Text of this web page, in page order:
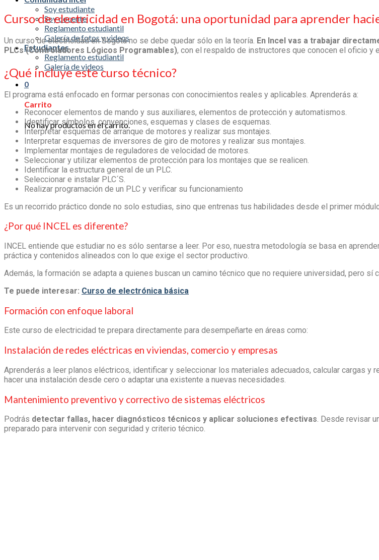
Soy estudiante
Soy docente
Reglamento estudiantil
Galería de fotos y videos
Estudiantes
Reglamento estudiantil
Galería de videos
0
Carrito
No hay productos en el carrito.
Curso de electricidad en Bogotá: una oportunidad para aprender
Un curso de electricidad en Bogotáno se debe quedar sólo en la teoría. En Incel vas a trabajar
PLCs (Controladores Lógicos Programables), con el respaldo de instructores que conocen el oficio y
¿Qué incluye este curso técnico?
El programa está enfocado en formar personas con conocimientos reales y aplicables. Aprenderás a:
Reconocer elementos de mando y sus auxiliares, elementos de protección y automatismos.
Identificar símbolos, convenciones, esquemas y clases de esquemas.
Interpretar esquemas de arranque de motores y realizar sus montajes.
Interpretar esquemas de inversores de giro de motores y realizar sus montajes.
Implementar montajes de reguladores de velocidad de motores.
Seleccionar y utilizar elementos de protección para los montajes que se realicen.
Identificar la estructura general de un PLC.
Seleccionar e instalar PLC´S.
Realizar programación de un PLC y verificar su funcionamiento
Es un recorrido práctico donde no solo estudias, sino que entrenas tus habilidades desde el primer
¿Por qué INCEL es diferente?
INCEL entiende que estudiar no es sólo sentarse a leer. Por eso, nuestra metodología se basa en
práctica y contenidos alineados con lo que exige el sector productivo.
Además, la formación se adapta a quienes buscan un camino técnico que no requiere universidad, pero sí c
Te puede interesar: Curso de electrónica básica
Formación con enfoque laboral
Este curso de electricidad te prepara directamente para desempeñarte en áreas como:
Instalación de redes eléctricas en viviendas, comercio y empresas
Aprenderás a leer planos eléctricos, identificar y seleccionar los materiales adecuados, calcular cargas y
hacer una instalación desde cero o adaptar una existente a nuevas necesidades.
Mantenimiento preventivo y correctivo de sistemas eléctricos
Podrás detectar fallas, hacer diagnósticos técnicos y aplicar soluciones efectivas. Desde revisar
preparado para intervenir con seguridad y criterio técnico.